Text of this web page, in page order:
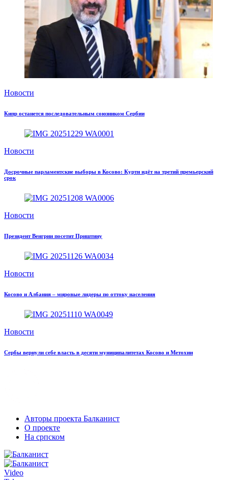
Новости
Кипр останется последовательным союзником Сербии
Новости
Досрочные парламентские выборы в Косово: Курти идёт на третий премьерский
срок
Новости
Президент Венгрии посетит Приштину
Новости
Косово и Албания – мировые лидеры по оттоку населения
Новости
Сербы вернули себе власть в десяти муниципалитетах Косово и Метохии
Авторы проекта Балканист
О проекте
На српском
Video